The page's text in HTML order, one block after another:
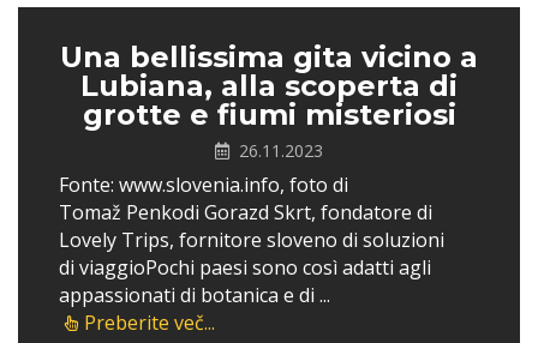
Una bellissima gita vicino a
Lubiana, alla scoperta di
grotte e fiumi misteriosi
26.11.2023
Fonte: www.slovenia.info, foto di
Tomaž Penkodi Gorazd Skrt, fondatore di
Lovely Trips, fornitore sloveno di soluzioni
di viaggioPochi paesi sono così adatti agli
appassionati di botanica e di ...
Preberite več...